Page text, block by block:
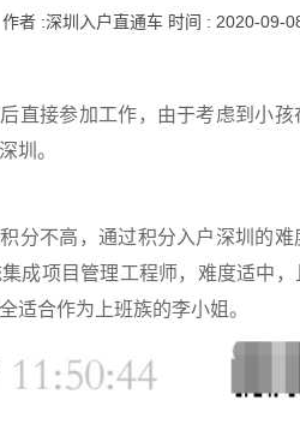
作者 :深圳入户直通车 时间 : 2020-09-
接参加工作，由于考虑到小孩
圳。
不高，通过积分入户深圳的难
成项目管理工程师，难度适中
适合作为上班族的李小姐。